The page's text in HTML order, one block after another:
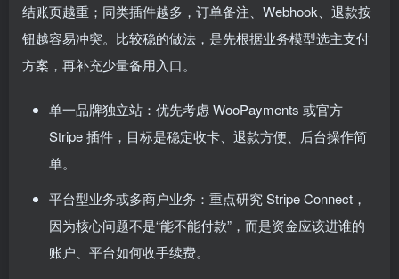
结账页越重；同类插件越多，订单备注、Webhook、退款按
钮越容易冲突。比较稳的做法，是先根据业务模型选主支付
方案，再补充少量备用入口。
单一品牌独立站：优先考虑 WooPayments 或官方
Stripe 插件，目标是稳定收卡、退款方便、后台操作简
单。
平台型业务或多商户业务：重点研究 Stripe Connect，
因为核心问题不是“能不能付款”，而是资金应该进谁的
账户、平台如何收手续费。